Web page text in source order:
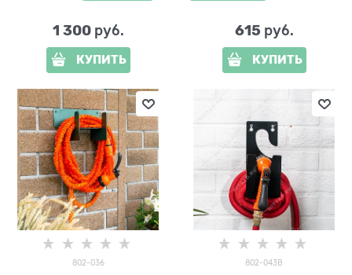
1 300 руб.
КУПИТЬ
615 руб.
КУПИТЬ
802-036 802-043B